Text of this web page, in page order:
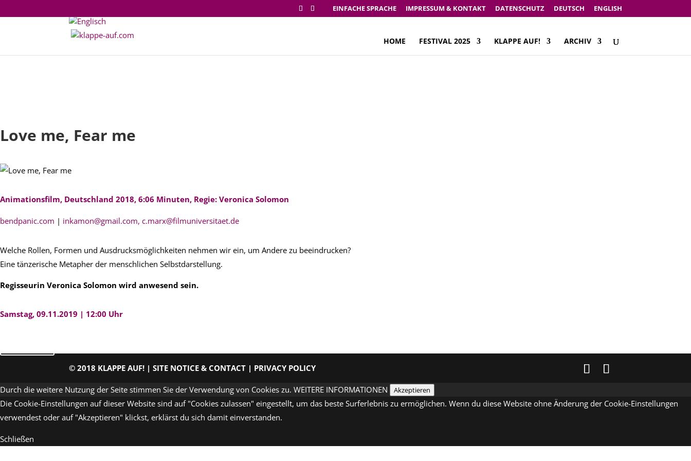
EINFACHE SPRACHE IMPRESSUM & KONTAKT DATENSCHUTZ DEUTSCH ENGLISH
HOME FESTIVAL 2025 KLAPPE AUF! ARCHIV
Love me, Fear me
Animationsfilm, Deutschland 2018, 6:06 Minuten, Regie: Veronica Solomon
bendpanic.com | inkamon@gmail.com, c.marx@filmuniversitaet.de
Welche Rollen, Formen und Ausdrucksmöglichkeiten nehmen wir ein, um Andere zu beeindrucken?
Eine tänzerische Metapher der menschlichen Selbstdarstellung.
Regisseurin Veronica Solomon wird anwesend sein.
Samstag, 09.11.2019 | 12:00 Uhr
© 2018 KLAPPE AUF! |SITE NOTICE & CONTACT | PRIVACY POLICY
Durch die weitere Nutzung der Seite stimmen Sie der Verwendung von Cookies zu. WEITERE INFORMATIONEN Akzeptieren
Die Cookie-Einstellungen auf dieser Website sind auf "Cookies zulassen" eingestellt, um das beste Surferlebnis zu ermöglichen. Wenn du diese Website ohne Änderung der Cookie-Einstellungen
verwendest oder auf "Akzeptieren" klickst, erklärst du sich damit einverstanden.
Schließen